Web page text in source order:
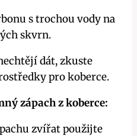
s trochou vody na
skvrn.
dát, zkuste
pro koberce.
zápach z koberce:
zvířat použijte